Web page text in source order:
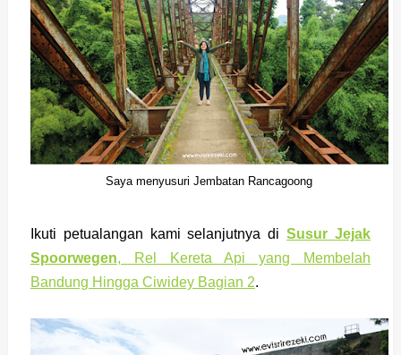
Saya menyusuri Jembatan Rancagoong
Ikuti petualangan kami selanjutnya diSusur Jejak
Spoorwegen, Rel Kereta Api yang Membelah
Bandung Hingga Ciwidey Bagian 2.